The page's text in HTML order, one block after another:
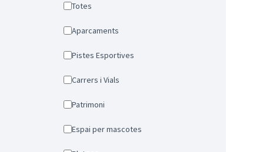
Totes
Aparcaments
Pistes Esportives
Carrers i Vials
Patrimoni
Espai per mascotes